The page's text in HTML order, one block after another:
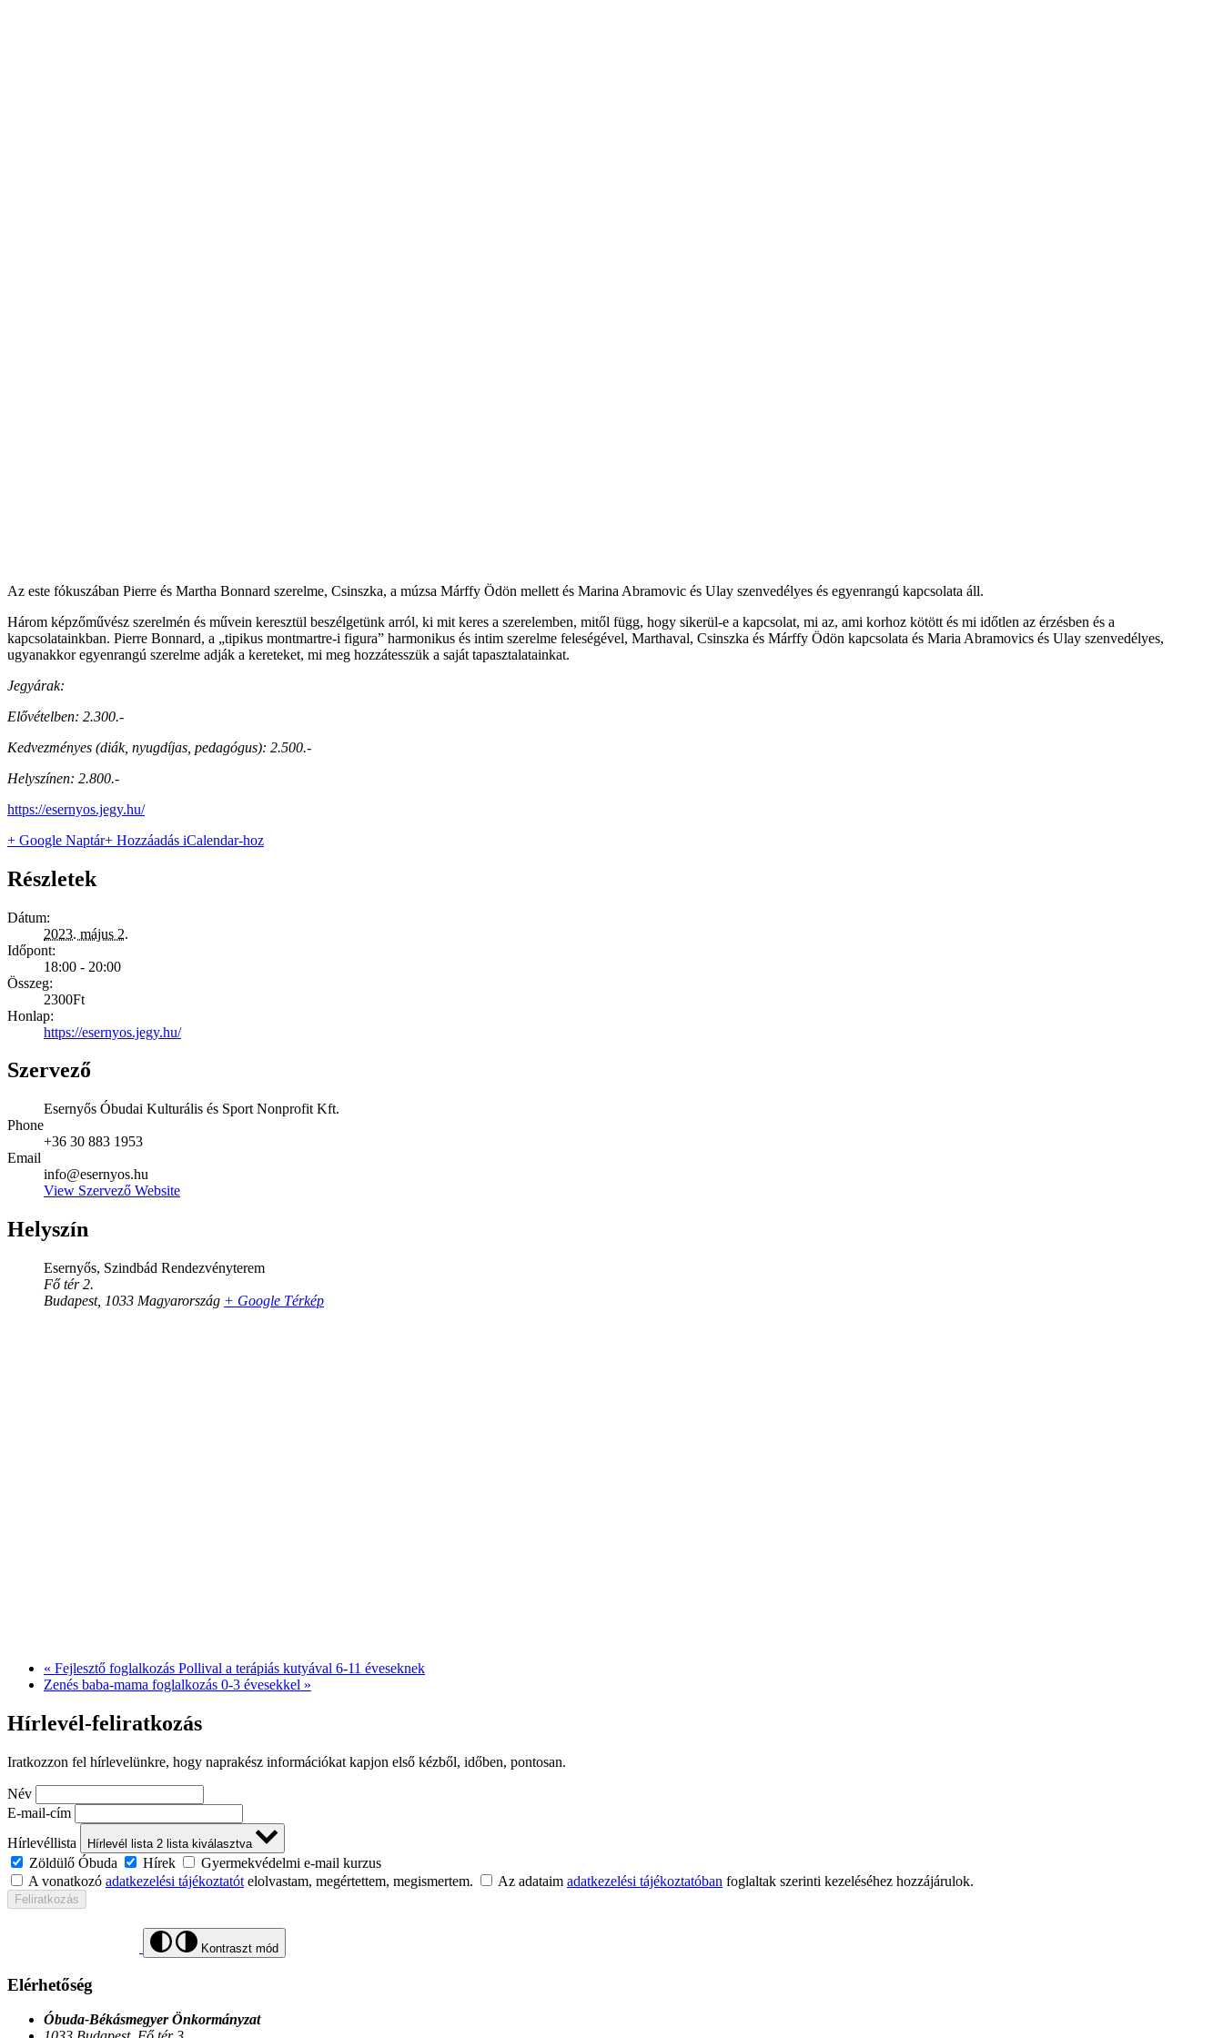
Az este fókuszában Pierre és Martha Bonnard szerelme, Csinszka, a múzsa Márffy Ödön mellett és Marina Abramovic és Ulay szenvedélyes és egyenrangú kapcsolata áll.
Három képzőművész szerelmén és művein keresztül beszélgetünk arról, ki mit keres a szerelemben, mitől függ, hogy sikerül-e a kapcsolat, mi az, ami korhoz kötött és mi időtlen az érzésben és a
kapcsolatainkban. Pierre Bonnard, a „tipikus montmartre-i figura” harmonikus és intim szerelme feleségével, Marthaval, Csinszka és Márffy Ödön kapcsolata és Maria Abramovics és Ulay szenvedélyes,
ugyanakkor egyenrangú szerelme adják a kereteket, mi meg hozzátesszük a saját tapasztalatainkat.
Jegyárak:
Elővételben: 2.300.-
Kedvezményes (diák, nyugdíjas, pedagógus): 2.500.-
Helyszínen: 2.800.-
https://esernyos.jegy.hu/
+ Google Naptár+ Hozzáadás iCalendar-hoz
Részletek
Dátum:
2023. május 2.
Időpont:
18:00 - 20:00
Összeg:
2300Ft
Honlap:
https://esernyos.jegy.hu/
Szervező
Esernyős Óbudai Kulturális és Sport Nonprofit Kft.
Phone
+36 30 883 1953
Email
info@esernyos.hu
View Szervező Website
Helyszín
Esernyős, Szindbád Rendezvényterem
Fő tér 2.
Budapest, 1033 Magyarország + Google Térkép
« Fejlesztő foglalkozás Pollival a terápiás kutyával 6-11 éveseknek
Zenés baba-mama foglalkozás 0-3 évesekkel »
Hírlevél-feliratkozás
Iratkozzon fel hírlevelünkre, hogy naprakész információkat kapjon első kézből, időben, pontosan.
Név
E-mail-cím
Hírlevéllista
Hírlevél lista 2 lista kiválasztva
Zöldülő Óbuda Hírek
Gyermekvédelmi e-mail kurzus
A vonatkozó adatkezelési tájékoztatót elolvastam, megértettem, megismertem. Az adataim adatkezelési tájékoztatóban foglaltak szerinti kezeléséhez hozzájárulok.
Feliratkozás
Kontraszt mód
Elérhetőség
Óbuda-Békásmegyer Önkormányzat